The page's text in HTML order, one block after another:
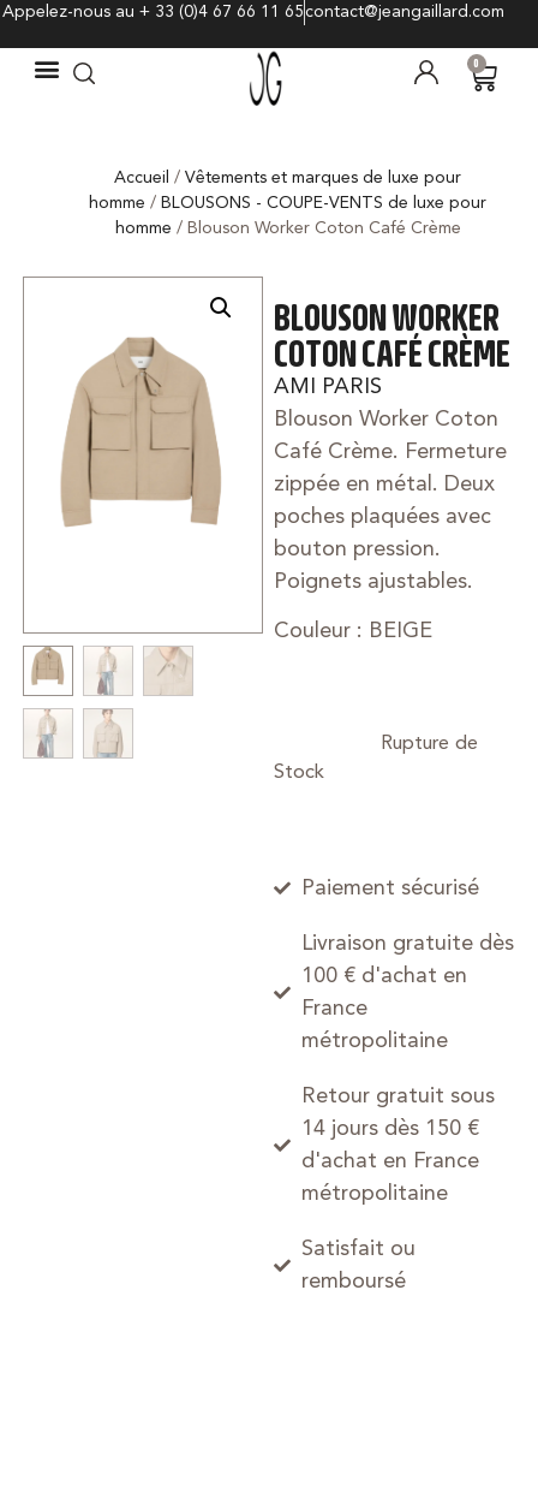
Appelez-nous au + 33 (0)4 67 66 11 65contact@jeangaillard.com
0
Accueil /Vêtements et marques de luxe pour
homme / BLOUSONS - COUPE-VENTS de luxe pour
homme / Blouson Worker Coton Café Crème
BLOUSON WORKER
COTON CAFÉ CRÈME
AMI PARIS
Blouson Worker Coton
Café Crème. Fermeture
zippée en métal. Deux
poches plaquées avec
bouton pression.
Poignets ajustables.
Couleur : BEIGE
Paiement sécurisé
Livraison gratuite dès
100 € d'achat en
France
métropolitaine
Retour gratuit sous
14 jours dès 150 €
d'achat en France
métropolitaine
Satisfait ou
remboursé